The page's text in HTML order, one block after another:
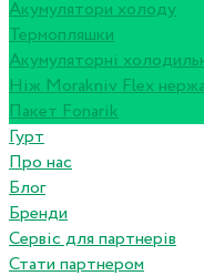
Акумулятори холоду
Термопляшки
Акумуляторні
Ніж Morakniv Flex
Пакет Fonarik
Гурт
Про нас
Блог
Бренди
Сервіс для партнерів
Стати партнером